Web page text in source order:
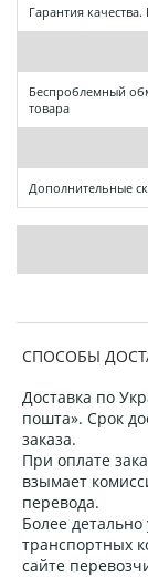
Гарантия
Беспроблемный
товара
Дополнительные
СПОСОБЫ
Доставка по
пошта». Срок
заказа.
При оплате
взымает
перевода.
Более детально
транспортных
сайте